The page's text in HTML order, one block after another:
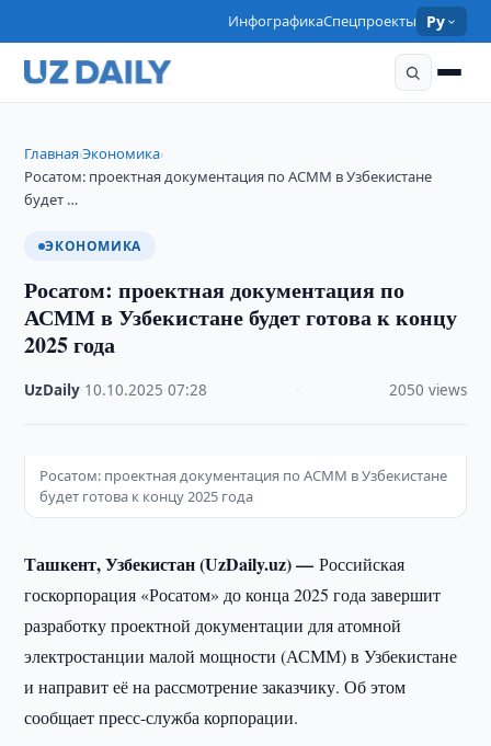
ИнфографикаСпецпроекты Ру
Главная›Экономика›
Росатом: проектная документация по АСММ в Узбекистане
будет …
ЭКОНОМИКА
Росатом: проектная документация по
АСММ в Узбекистане будет готова к концу
2025 года
UzDaily 10.10.2025 ·07:28 2050 views
Росатом: проектная документация по АСММ в Узбекистане
будет готова к концу 2025 года
Ташкент, Узбекистан (UzDaily.uz) —Российская
госкорпорация «Росатом» до конца 2025 года завершит
разработку проектной документации для атомной
электростанции малой мощности (АСММ) в Узбекистане
и направит её на рассмотрение заказчику. Об этом
сообщает пресс-служба корпорации.